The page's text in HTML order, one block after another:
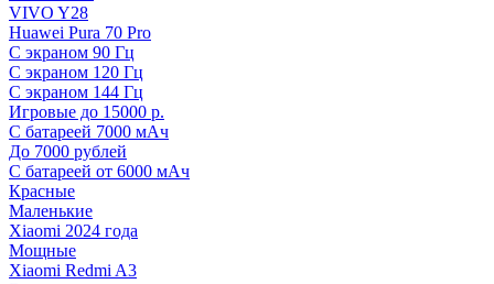
VIVO Y28
Huawei Pura 70 Pro
С экраном 90 Гц
C экраном 120 Гц
С экраном 144 Гц
Игровые до 15000 р.
С батареей 7000 мАч
До 7000 рублей
С батареей от 6000 мАч
Красные
Маленькие
Xiaomi 2024 года
Мощные
Xiaomi Redmi A3